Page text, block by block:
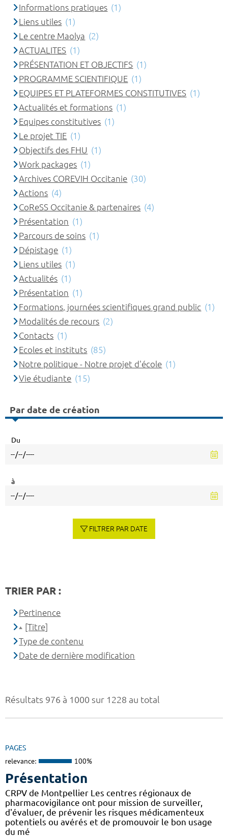
Résultats 976 à 1000 sur 1228 au total
PAGES
relevance: 100%
Présentation
CRPV de Montpellier Les centres régionaux de
pharmacovigilance ont pour mission de surveiller,
d'évaluer, de prévenir les risques médicamenteux
potentiels ou avérés et de promouvoir le bon usage
du mé
Informations pratiques (1)
Liens utiles (1)
Le centre Maolya (2)
ACTUALITES (1)
PRÉSENTATION ET OBJECTIFS (1)
PROGRAMME SCIENTIFIQUE (1)
EQUIPES ET PLATEFORMES CONSTITUTIVES (1)
Actualités et formations (1)
Equipes constitutives (1)
Le projet TIE (1)
Objectifs des FHU (1)
Work packages (1)
Archives COREVIH Occitanie (30)
Actions (4)
CoReSS Occitanie & partenaires (4)
Présentation (1)
Parcours de soins (1)
Dépistage (1)
Liens utiles (1)
Actualités (1)
Présentation (1)
Formations, journées scientifiques grand public (1)
Modalités de recours (2)
Contacts (1)
Ecoles et instituts (85)
Notre politique - Notre projet d'école (1)
Vie étudiante (15)
Par date de création
Du
à
FILTRER PAR DATE
TRIER PAR :
Pertinence
[Titre]
Type de contenu
Date de dernière modification